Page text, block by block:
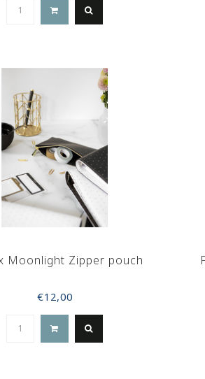
Moonlight Zipper pouch
€12,00